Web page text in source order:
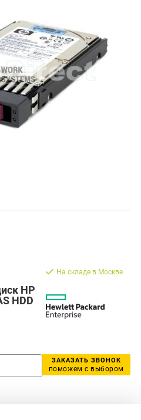
HP
HDD
На складе в Москве
ЗАКАЗАТЬ ЗВОНОК
поможем с выбором